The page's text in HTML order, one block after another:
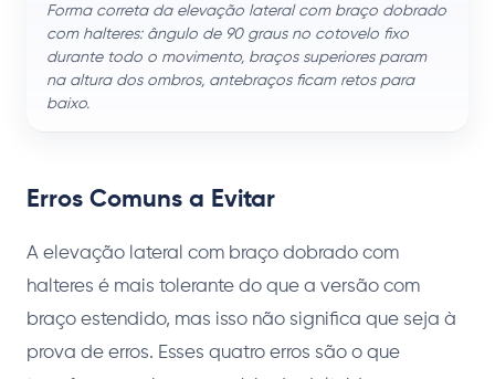
Forma correta da elevação lateral com braço dobrado
com halteres: ângulo de 90 graus no cotovelo fixo
durante todo o movimento, braços superiores param
na altura dos ombros, antebraços ficam retos para
baixo.
Erros Comuns a Evitar
A elevação lateral com braço dobrado com
halteres é mais tolerante do que a versão com
braço estendido, mas isso não significa que seja à
prova de erros. Esses quatro erros são o que